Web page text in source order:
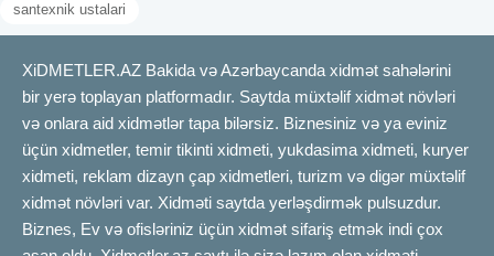
santexnik ustalari
XiDMETLER.AZ Bakida və Azərbaycanda xidmət sahələrini
bir yerə toplayan platformadır. Saytda müxtəlif xidmət növləri
və onlara aid xidmətlər tapa bilərsiz. Biznesiniz və ya eviniz
üçün xidmetler, temir tikinti xidmeti, yukdasima xidmeti, kuryer
xidmeti, reklam dizayn çap xidmetleri, turizm və digər müxtəlif
xidmət növləri var. Xidməti saytda yerləşdirmək pulsuzdur.
Biznes, Ev və ofisləriniz üçün xidmət sifariş etmək indi çox